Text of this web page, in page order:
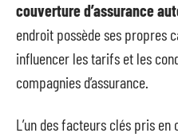
couverture d’assurance
endroit possède ses propres
influencer les tarifs et les
compagnies d’assurance.
L’un des facteurs clés pris